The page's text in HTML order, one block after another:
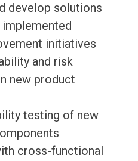
develop solutions
implemented
initiatives
and risk
new product
testing of new
cross-functional